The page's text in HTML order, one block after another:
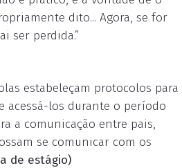
dito... Agora, se for
ser perdida.”
estabeleçam protocolos para
acessá-los durante o período
a comunicação entre pais,
se comunicar com os
de estágio)